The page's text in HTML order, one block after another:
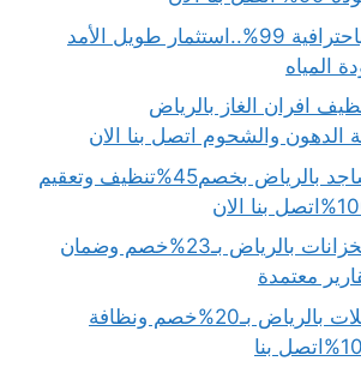
تأسيس السباكة باحترافية 99%..استثمار طويل الأمد
المياه
تنظيف افران الغاز بالرياض
شركة تنظيف مساجد بالرياض بخصم45%تنظيف وتعقيم
كشف تسربات الخزانات بالرياض بـ23%خصم وضمان
شركة تنظيف محلات بالرياض بـ20%خصم ونظافة